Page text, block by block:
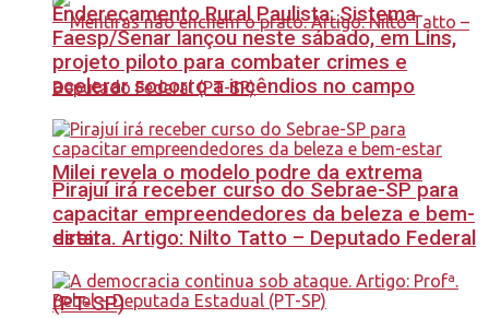
Milei revela o modelo podre da extrema
direita. Artigo: Nilto Tatto – Deputado Federal
(PT-SP)
Endereçamento Rural Paulista: Sistema
Faesp/Senar lançou neste sábado, em Lins,
projeto piloto para combater crimes e
acelerar socorro a incêndios no campo
Pirajuí irá receber curso do Sebrae-SP para
capacitar empreendedores da beleza e bem-
estar